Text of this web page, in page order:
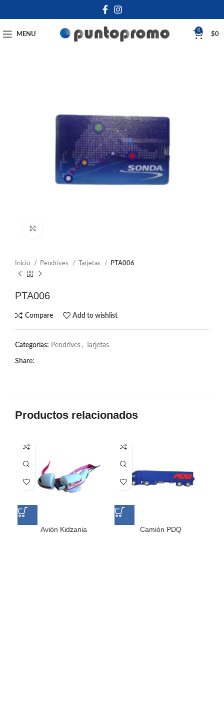
MENU
0
$0
Inicio Pendrives Tarjetas PTA006
PTA006
Compare Add to wishlist
Categorías: Pendrives , Tarjetas
Share:
Productos relacionados
Avión Kidzania Camión PDQ